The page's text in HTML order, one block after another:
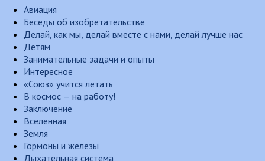
Авиация
Беседы об изобретательстве
Делай, как мы, делай вместе с нами, делай лучше нас
Детям
Занимательные задачи и опыты
Интересное
«Союз» учится летать
В космос — на работу!
Заключение
Вселенная
Земля
Гормоны и железы
Дыхательная система